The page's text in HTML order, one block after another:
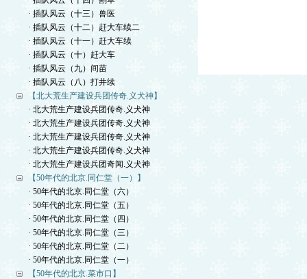
· 插队风云（十三）兽医
· 插队风云（十二）赶大车续二
· 插队风云（十一）赶大车续
· 插队风云（十）赶大车
· 插队风云（九）间苗
· 插队风云（八）打井续
【北大荒生产建设兵团传奇.义犬神】
· 北大荒生产建设兵团传奇.义犬神
· 北大荒生产建设兵团传奇.义犬神
· 北大荒生产建设兵团传奇.义犬神
· 北大荒生产建设兵团传奇.义犬神
· 北大荒生产建设兵团奇闻.义犬神
【50年代的北京.同仁堂（一）】
· 50年代的北京.同仁堂（六）
· 50年代的北京.同仁堂（五）
· 50年代的北京.同仁堂（四）
· 50年代的北京.同仁堂（三）
· 50年代的北京.同仁堂（二）
· 50年代的北京.同仁堂（一）
【50年代的北京.菜市口】